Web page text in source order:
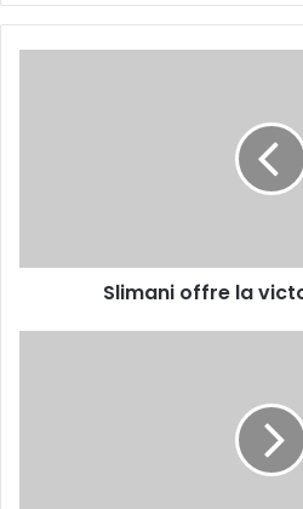
Slimani offre la